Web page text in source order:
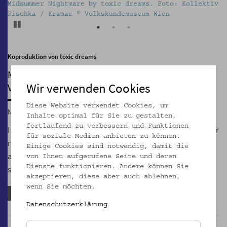
Midsummer Nightmare by toxic dreams. Foto: Kollektiv
Fischka / Kramar © Volkskundemuseum Wien
Koproduktion von toxic dreams
MIDSUMMER NIGHTMARE
Volkskundliche Überlieferungen eines Todesfalls
Mi, 24.06.2026, 20:00
Herzlich willkommen zu unserem jährlichen Dorftheater! Wir
machen jedes Jahr die gleiche Geschichte, immer in einer
anderen Fassung. Die Salzburger Festspiele tun das auch,
seit hundert Jahren.
Wir verwenden Cookies
Diese Website verwendet Cookies, um
Inhalte optimal für Sie zu gestalten,
fortlaufend zu verbessern und Funktionen
für soziale Medien anbieten zu können.
Einige Cookies sind notwendig, damit die
von Ihnen aufgerufene Seite und deren
Dienste funktionieren. Andere können Sie
akzeptieren, diese aber auch ablehnen,
wenn Sie möchten.
Datenschutzerklärung